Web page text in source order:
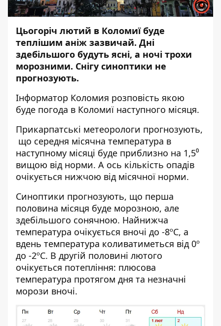
Цьогоріч лютий в Коломиї буде
теплішим аніж зазвичай. Дні
здебільшого будуть ясні, а ночі трохи
морозними. Снігу синоптики не
прогнозують.
Інформатор Коломия розповість якою
буде погода в Коломиї наступного місяця.
Прикарпатські метеорологи прогнозують,
що середня місячна температура в
наступному місяці буде приблизно на 1,5⁰
вищою від норми. А ось кількість опадів
очікується нижчою від місячної норми.
Синоптики прогнозують, що перша
половина місяця буде морозною, але
здебільшого сонячною. Найнижча
температура очікується вночі до -8ºС, а
вдень температура коливатиметься від 0º
до -2ºС. В другій половині лютого
очікується потепління: плюсова
температура протягом дня та незначні
морози вночі.